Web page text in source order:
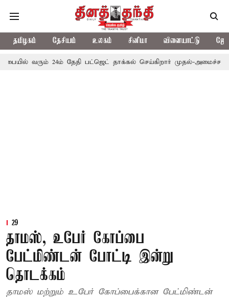
தமிழகம் தேசியம் உலகம் சினிமா விளையாட்டு
24ம் தேதி பட்ஜெட் தாக்கல் செய்கிறார் முதல்-அமைச்சர் ரங்கசாமி
29
தாமஸ், உபேர் கோப்பை
பேட்மிண்டன் போட்டி இன்று
தொடக்கம்
தாமஸ் மற்றும் உபேர் கோப்பைக்கான பேட்மிண்டன்